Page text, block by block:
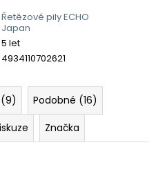
Řetězové pily ECHO
Japan
5 let
4934110702621
Podobné (16)
Značka